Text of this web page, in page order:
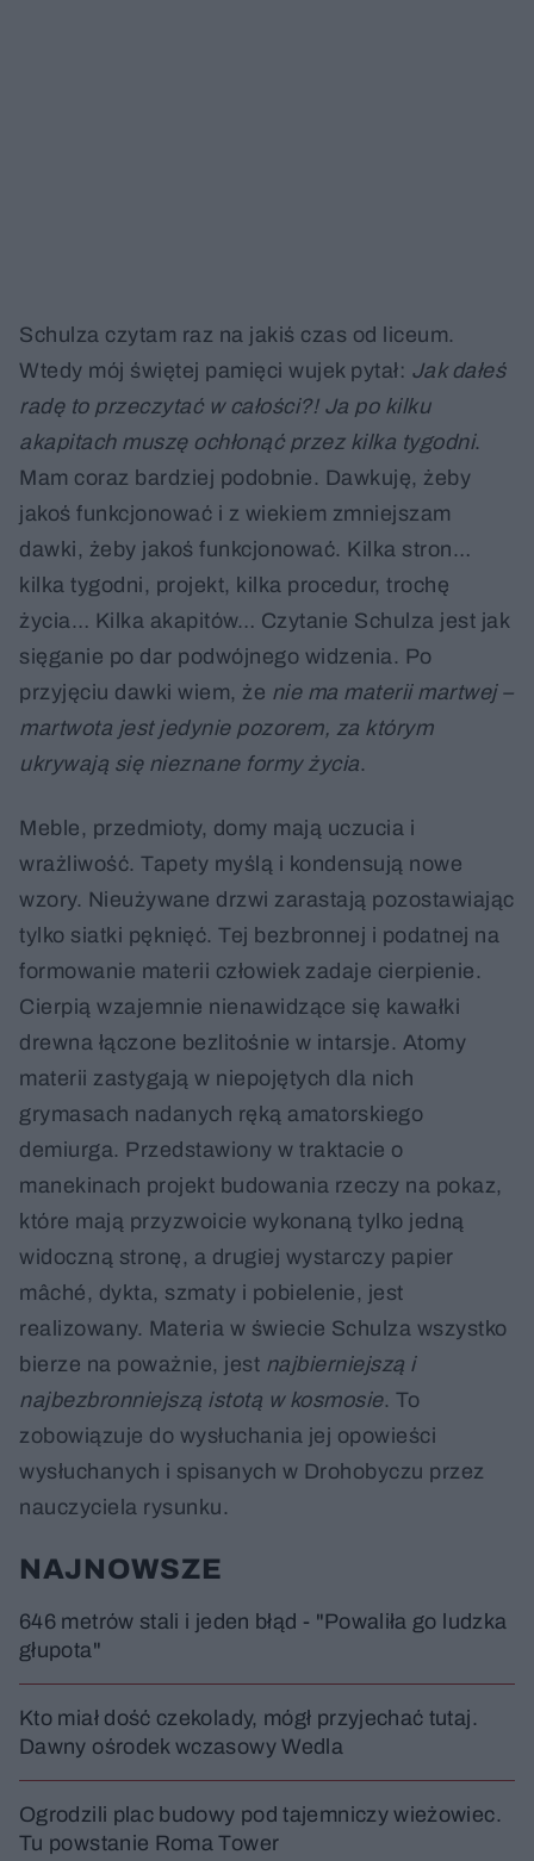
Schulza czytam raz na jakiś czas od liceum.
Wtedy mój świętej pamięci wujek pytał: Jak dałeś
radę to przeczytać w całości?! Ja po kilku
akapitach muszę ochłonąć przez kilka tygodni.
Mam coraz bardziej podobnie. Dawkuję, żeby
jakoś funkcjonować i z wiekiem zmniejszam
dawki, żeby jakoś funkcjonować. Kilka stron…
kilka tygodni, projekt, kilka procedur, trochę
życia… Kilka akapitów… Czytanie Schulza jest jak
sięganie po dar podwójnego widzenia. Po
przyjęciu dawki wiem, że nie ma materii martwej –
martwota jest jedynie pozorem, za którym
ukrywają się nieznane formy życia.
Meble, przedmioty, domy mają uczucia i
wrażliwość. Tapety myślą i kondensują nowe
wzory. Nieużywane drzwi zarastają pozostawiając
tylko siatki pęknięć. Tej bezbronnej i podatnej na
formowanie materii człowiek zadaje cierpienie.
Cierpią wzajemnie nienawidzące się kawałki
drewna łączone bezlitośnie w intarsje. Atomy
materii zastygają w niepojętych dla nich
grymasach nadanych ręką amatorskiego
demiurga. Przedstawiony w traktacie o
manekinach projekt budowania rzeczy na pokaz,
które mają przyzwoicie wykonaną tylko jedną
widoczną stronę, a drugiej wystarczy papier
mâché, dykta, szmaty i pobielenie, jest
realizowany. Materia w świecie Schulza wszystko
bierze na poważnie, jest najbierniejszą i
najbezbronniejszą istotą w kosmosie. To
zobowiązuje do wysłuchania jej opowieści
wysłuchanych i spisanych w Drohobyczu przez
nauczyciela rysunku.
NAJNOWSZE
646 metrów stali i jeden błąd - "Powaliła go ludzka
głupota"
Kto miał dość czekolady, mógł przyjechać tutaj.
Dawny ośrodek wczasowy Wedla
Ogrodzili plac budowy pod tajemniczy wieżowiec.
Tu powstanie Roma Tower